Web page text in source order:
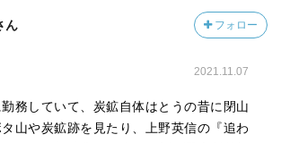
よかったり、娘同士で連帯して、いけ好
者をぎゃふんといわせてみたり。そこに
は、炭鉱に入れなくなってからの方がつら
宙ぶらりんになってしまった女坑夫たち
ん フォロー
2021.11.07
務していて、炭鉱自体はとうの昔に閉山
山や炭鉱跡を見たり、上野英信の『追わ